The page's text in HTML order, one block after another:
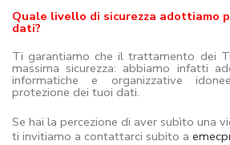
Quale livello di sicurezza adottiamo
dati?
Ti garantiamo che il trattamento dei
massima sicurezza: abbiamo infatti
informatiche e organizzative
protezione dei tuoi dati.
Se hai la percezione di aver subìto una
ti invitiamo a contattarci subito a